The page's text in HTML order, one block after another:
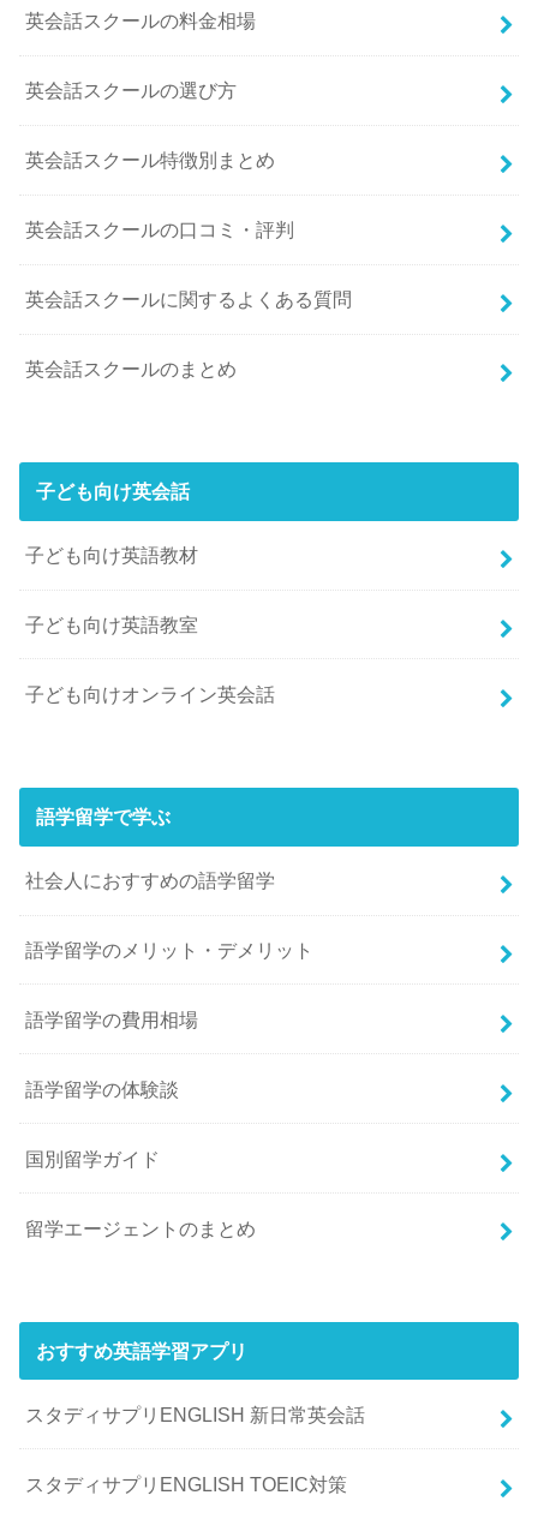
英会話スクールの料金相場
英会話スクールの選び方
英会話スクール特徴別まとめ
英会話スクールの口コミ・評判
英会話スクールに関するよくある質問
英会話スクールのまとめ
子ども向け英会話
子ども向け英語教材
子ども向け英語教室
子ども向けオンライン英会話
語学留学で学ぶ
社会人におすすめの語学留学
語学留学のメリット・デメリット
語学留学の費用相場
語学留学の体験談
国別留学ガイド
留学エージェントのまとめ
おすすめ英語学習アプリ
スタディサプリENGLISH 新日常英会話
スタディサプリENGLISH TOEIC対策